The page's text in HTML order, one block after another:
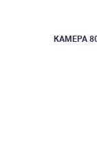
КАМЕРА